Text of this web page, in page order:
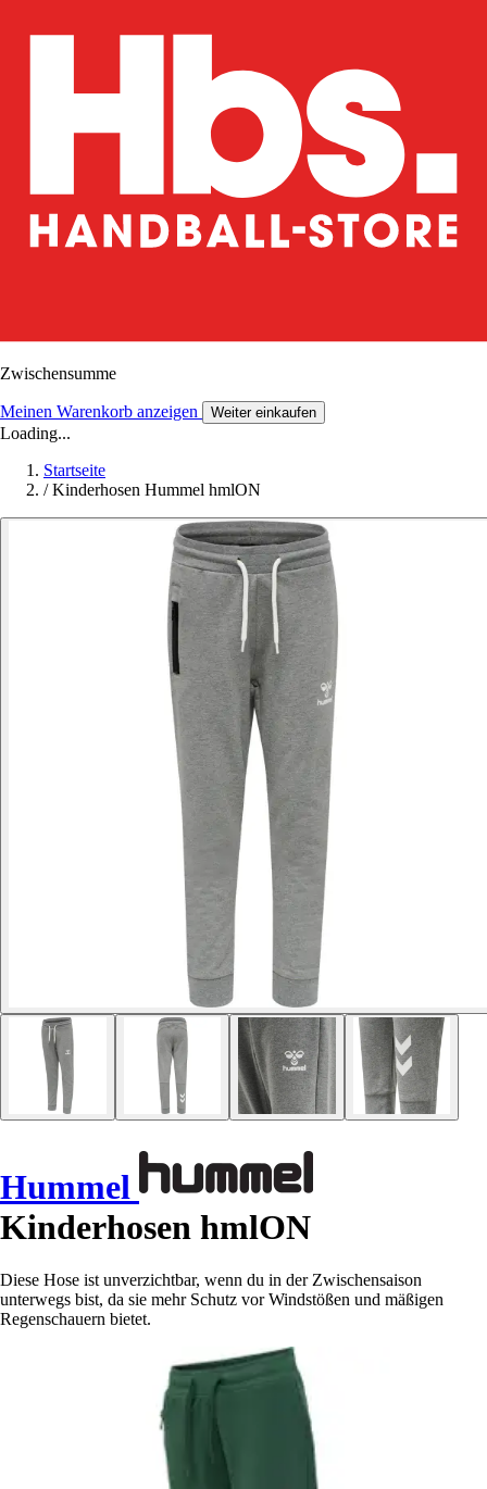
Zwischensumme
Meinen Warenkorb anzeigen Weiter einkaufen
Loading...
Startseite
/ Kinderhosen Hummel hmlON
Hummel
Kinderhosen hmlON
Diese Hose ist unverzichtbar, wenn du in der Zwischensaison
unterwegs bist, da sie mehr Schutz vor Windstößen und mäßigen
Regenschauern bietet.